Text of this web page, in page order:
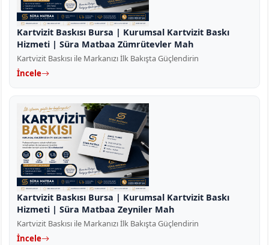
Kartvizit Baskısı Bursa | Kurumsal Kartvizit Baskı
Hizmeti | Süra Matbaa Zümrütevler Mah
Kartvizit Baskısı ile Markanızı İlk Bakışta Güçlendirin
İncele
Kartvizit Baskısı Bursa | Kurumsal Kartvizit Baskı
Hizmeti | Süra Matbaa Zeyniler Mah
Kartvizit Baskısı ile Markanızı İlk Bakışta Güçlendirin
İncele